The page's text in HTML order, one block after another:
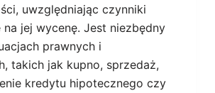
uwzględniając czynniki
na jej wycenę. Jest niezbędny
prawnych i
takich jak kupno, sprzedaż,
kredytu hipotecznego czy